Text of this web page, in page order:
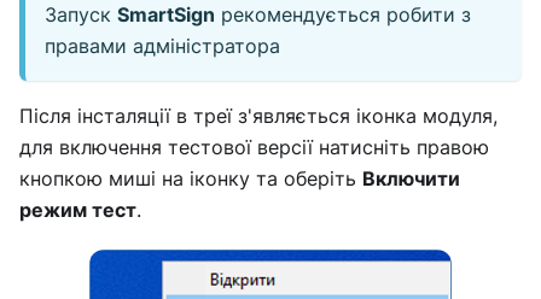
Запуск SmartSign рекомендується робити з
правами адміністратора
Після інсталяції в треї з'являється іконка модуля,
для включення тестової версії натисніть правою
кнопкою миші на іконку та оберіть Включити
режим тест.